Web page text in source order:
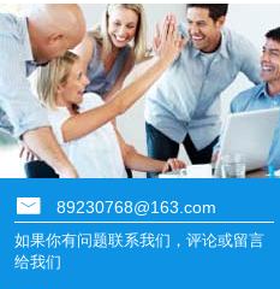
89230768@163.com
如果你有问题联系我们，评论或留言
给我们
中负荷工业齿轮油L-C